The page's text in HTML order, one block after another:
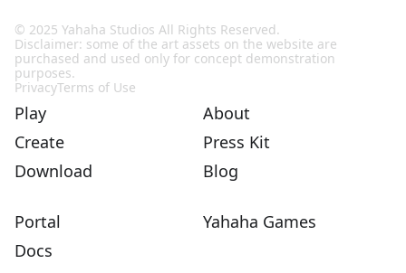
© 2025 Yahaha Studios All Rights Reserved.
Disclaimer: some of the art assets on the website are
purchased and used only for concept demonstration
purposes.
PrivacyTerms of Use
Play
Create
Download
About
Press Kit
Blog
Portal
Docs
Yahaha Games